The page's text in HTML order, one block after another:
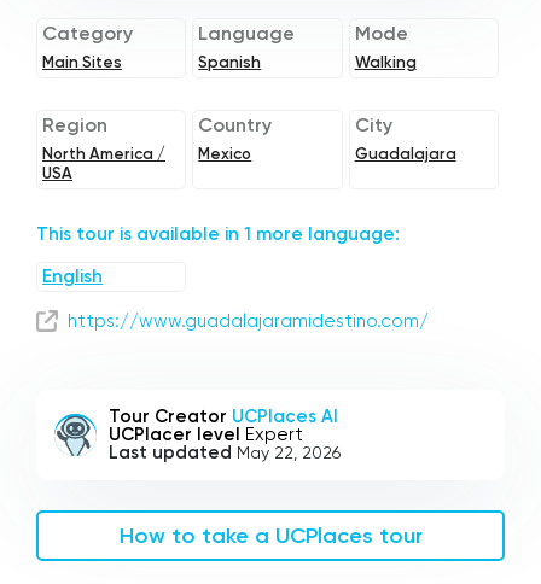
Category
Main Sites
Language
Spanish
Mode
Walking
Region
North America /
USA
Country
Mexico
City
Guadalajara
This tour is available in 1 more language:
English
https://www.guadalajaramidestino.com/
Tour Creator UCPlaces AI
UCPlacer level Expert
Last updated May 22, 2026
How to take a UCPlaces tour